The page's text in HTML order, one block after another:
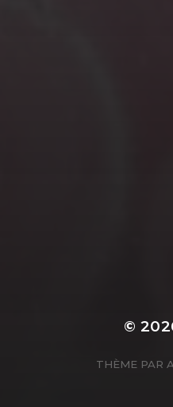
©
THÈME PAR